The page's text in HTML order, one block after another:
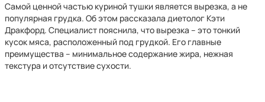
Самой ценной частью куриной тушки является вырезка, а не
популярная грудка. Об этом рассказала диетолог Кэти
Дракфорд. Специалист пояснила, что вырезка – это тонкий
кусок мяса, расположенный под грудкой. Его главные
преимущества – минимальное содержание жира, нежная
текстура и отсутствие сухости.